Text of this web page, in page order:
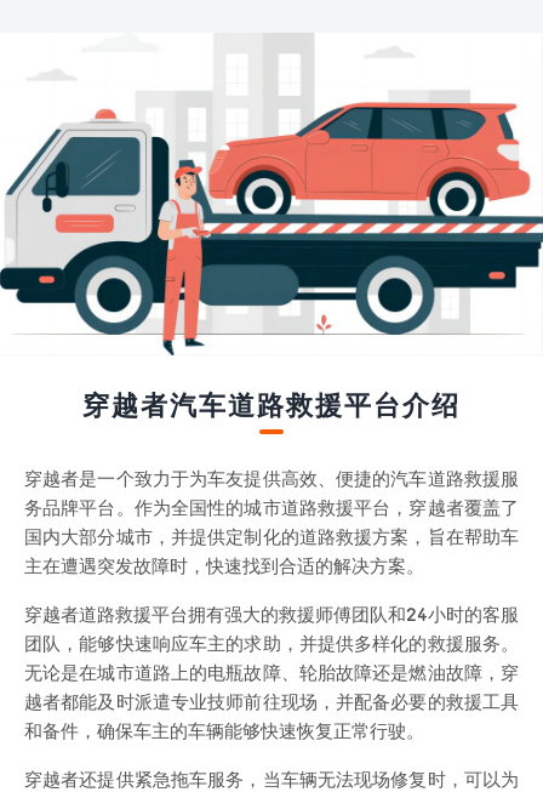
穿越者汽车道路救援平台介绍
穿越者是一个致力于为车友提供高效、便捷的汽车道路救援服
务品牌平台。作为全国性的城市道路救援平台，穿越者覆盖了
国内大部分城市，并提供定制化的道路救援方案，旨在帮助车
主在遭遇突发故障时，快速找到合适的解决方案。
穿越者道路救援平台拥有强大的救援师傅团队和24小时的客服
团队，能够快速响应车主的求助，并提供多样化的救援服务。
无论是在城市道路上的电瓶故障、轮胎故障还是燃油故障，穿
越者都能及时派遣专业技师前往现场，并配备必要的救援工具
和备件，确保车主的车辆能够快速恢复正常行驶。
穿越者还提供紧急拖车服务，当车辆无法现场修复时，可以为